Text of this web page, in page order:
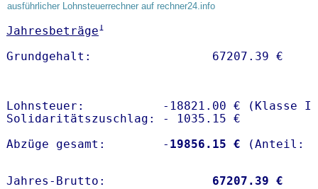
ausführlicher Lohnsteuerrechner auf rechner24.info
Jahresbeträge1
Lohnsteuer:           -18821.00 € (Klasse I)
Solidaritätszuschlag: - 1035.15 €
Abzüge gesamt:        - 19856.15 €
Jahres-Brutto: 67207.39 €